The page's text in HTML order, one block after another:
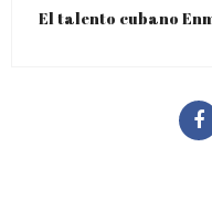
El talento cubano